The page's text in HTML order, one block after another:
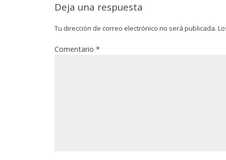
Deja una respuesta
Tu dirección de correo electrónico no será publicada.
Comentario *